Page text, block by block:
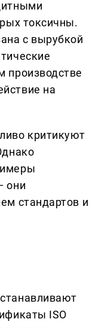
токсичны.
с вырубкой
производстве
на
критикуют
они
стандартов и
ISO